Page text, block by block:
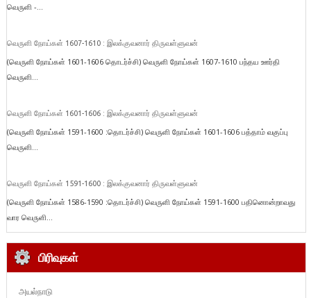
வெருளி -...
வெருளி நோய்கள் 1607-1610 : இலக்குவனார் திருவள்ளுவன்
(வெருளி நோய்கள் 1601-1606 தொடர்ச்சி) வெருளி நோய்கள் 1607-1610 பந்தய ஊர்தி
வெருளி...
வெருளி நோய்கள் 1601-1606 : இலக்குவனார் திருவள்ளுவன்
(வெருளி நோய்கள் 1591-1600 :தொடர்ச்சி) வெருளி நோய்கள் 1601-1606 பத்தாம் வகுப்பு
வெருளி...
வெருளி நோய்கள் 1591-1600 : இலக்குவனார் திருவள்ளுவன்
(வெருளி நோய்கள் 1586-1590 :தொடர்ச்சி) வெருளி நோய்கள் 1591-1600 பதினொன்றாவது
வார வெருளி...
பிரிவுகள்
அயல்நாடு